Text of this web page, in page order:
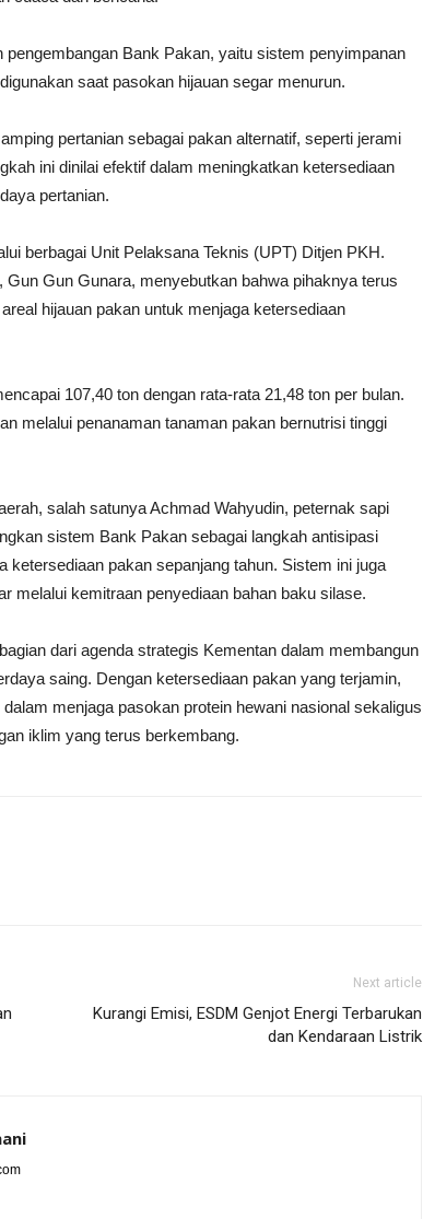
Bank Pakan, yaitu sistem penyimpanan
saat pasokan hijauan segar menurun.
pertanian sebagai pakan alternatif, seperti jerami
ini dinilai efektif dalam meningkatkan ketersediaan
pertanian.
berbagai Unit Pelaksana Teknis (UPT) Ditjen PKH.
Gun Gunara, menyebutkan bahwa pihaknya terus
hijauan pakan untuk menjaga ketersediaan
107,40 ton dengan rata-rata 21,48 ton per bulan.
melalui penanaman tanaman pakan bernutrisi tinggi
salah satunya Achmad Wahyudin, peternak sapi
sistem Bank Pakan sebagai langkah antisipasi
pakan sepanjang tahun. Sistem ini juga
melalui kemitraan penyediaan bahan baku silase.
dari agenda strategis Kementan dalam membangun
saing. Dengan ketersediaan pakan yang terjamin,
menjaga pasokan protein hewani nasional sekaligus
iklim yang terus berkembang.
Next article
Kurangi Emisi, ESDM Genjot Energi Terbarukan
dan Kendaraan Listrik